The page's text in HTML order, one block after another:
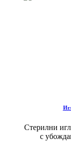
Стерилни
с